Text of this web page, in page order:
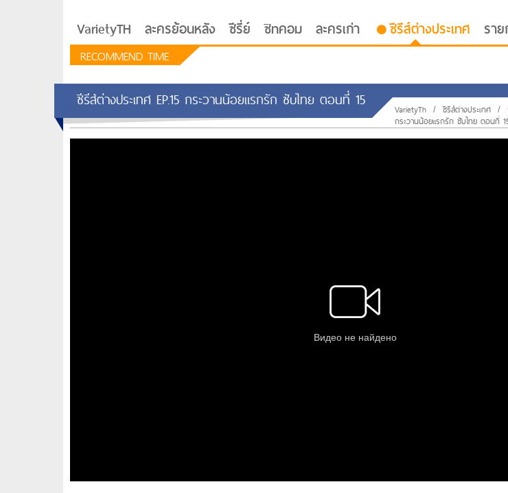
VarietyTH ละครย้อนหลัง ซีรี่ย์ ซิทคอม ละครเก่า ซีรีส์ต่างประเทศ รา
RECOMMEND TIME
รักอยู่ประตูถัดไป
ซีรีส์ต่างประเทศ EP.15 กระวานน้อยแรกรัก ซับไทย ตอนที่ 15 VarietyTh / ซีรีส์ต่างประเทศ /
กระวานน้อยแรกรัก ซับไทย ตอนที่